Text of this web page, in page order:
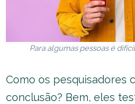
Para algumas pessoas é
Como os pesquisadores
conclusão? Bem, eles